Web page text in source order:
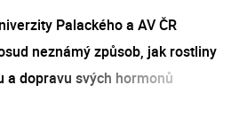
Palackého a AV ČR
neznámý způsob, jak rostliny
a dopravu svých hormonů